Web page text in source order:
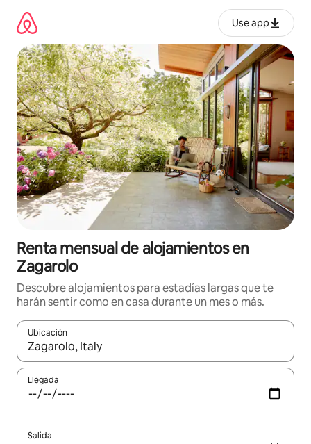
contenido
Use app
Renta mensual de alojamientos en
Zagarolo
Descubre alojamientos para estadías largas que te
harán sentir como en casa durante un mes o más.
Ubicación
Cuando los resultados estén disponibles, navega con las
Llegada
Salida